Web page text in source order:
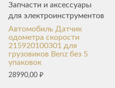
Запчасти и аксессуары
для электроинструментов
Автомобиль Датчик
одометра скорости
215920100301 для
грузовиков Benz без 5
упаковок
28990,00₽